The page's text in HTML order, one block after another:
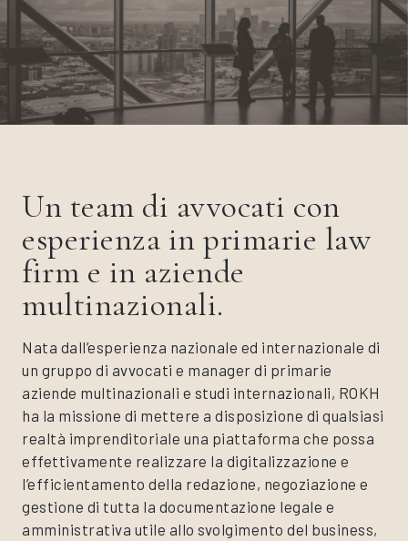
Un team di avvocati con
esperienza in primarie law
firm e in aziende
multinazionali.
Nata dall’esperienza nazionale ed internazionale di
un gruppo di avvocati e manager di primarie
aziende multinazionali e studi internazionali, ROKH
ha la missione di mettere a disposizione di qualsiasi
realtà imprenditoriale una piattaforma che possa
effettivamente realizzare la digitalizzazione e
l’efficientamento della redazione, negoziazione e
gestione di tutta la documentazione legale e
amministrativa utile allo svolgimento del business,